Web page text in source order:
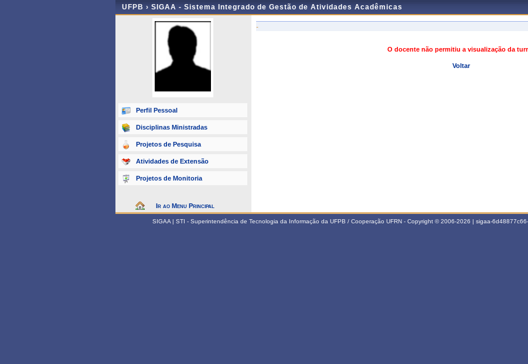
UFPB › SIGAA - Sistema Integrado de Gestão de Atividades Acadêmicas
Perfil Pessoal
Disciplinas Ministradas
Projetos de Pesquisa
Atividades de Extensão
Projetos de Monitoria
Ir ao Menu Principal
-
O docente não permitiu a visualização da
Voltar
SIGAA | STI - Superintendência de Tecnologia da Informação da UFPB / Cooperação UFRN - Copyright © 2006-2026 | sigaa-